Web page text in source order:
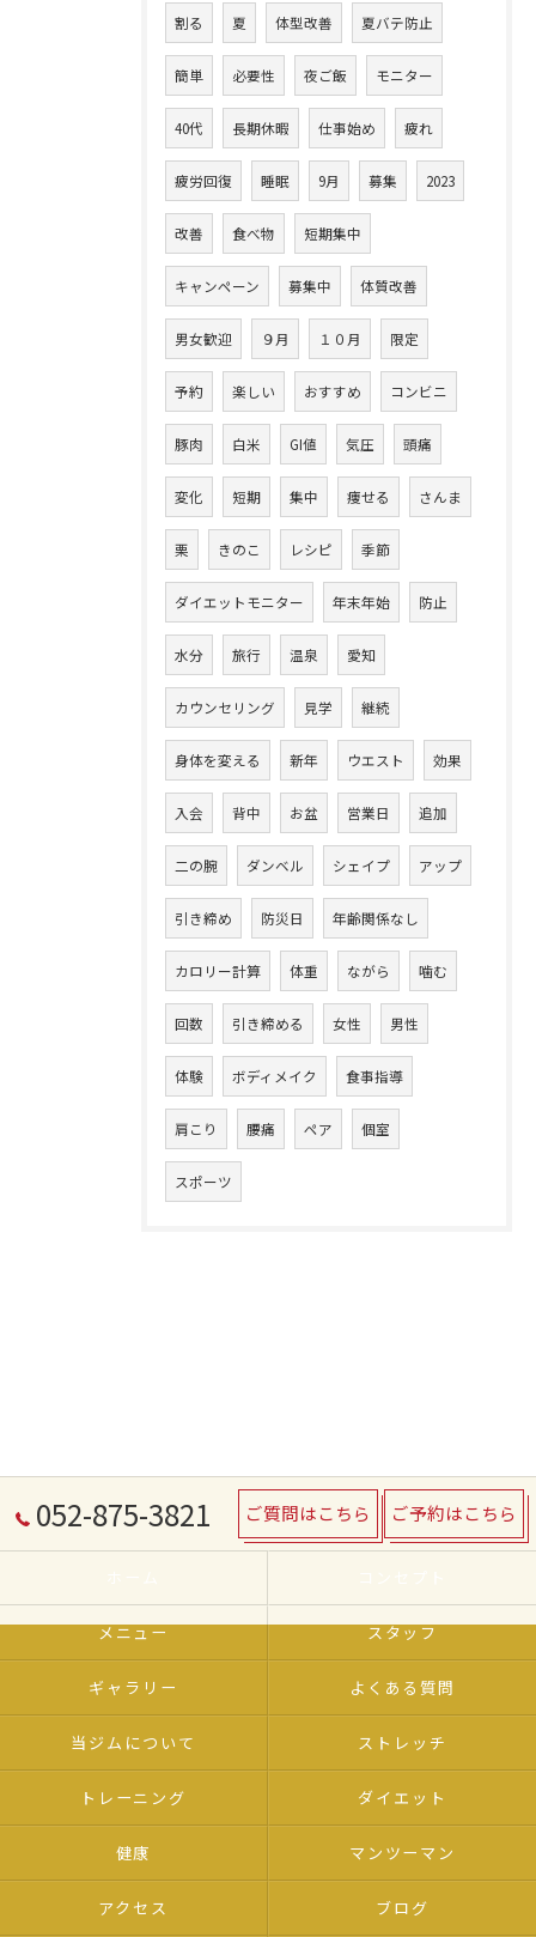
割る 夏 体型改善 夏バテ防止
簡単 必要性 夜ご飯 モニター
40代 長期休暇 仕事始め 疲れ
疲労回復 睡眠 9月 募集 2023
改善 食べ物 短期集中
キャンペーン 募集中 体質改善
男女歓迎 ９月 １０月 限定
予約 楽しい おすすめ コンビニ
豚肉 白米 GI値 気圧 頭痛
変化 短期 集中 痩せる さんま
栗 きのこ レシピ 季節
ダイエットモニター 年末年始 防止
水分 旅行 温泉 愛知
カウンセリング 見学 継続
身体を変える 新年 ウエスト 効果
入会 背中 お盆 営業日 追加
二の腕 ダンベル シェイプ アップ
引き締め 防災日 年齢関係なし
カロリー計算 体重 ながら 噛む
回数 引き締める 女性 男性
体験 ボディメイク 食事指導
肩こり 腰痛 ペア 個室
スポーツ
052-875-3821 ご質問はこちら ご予約はこちら
メニュー スタッフ
ギャラリー よくある質問
当ジムについて ストレッチ
トレーニング ダイエット
健康 マンツーマン
アクセス ブログ